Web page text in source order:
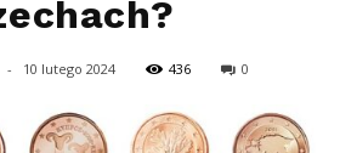
- 10 lutego 2024 436 0